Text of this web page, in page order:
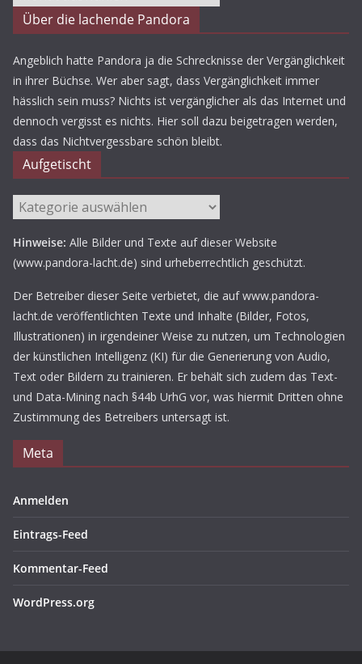
Über die lachende Pandora
Angeblich hatte Pandora ja die Schrecknisse der Vergänglichkeit
in ihrer Büchse. Wer aber sagt, dass Vergänglichkeit immer
hässlich sein muss? Nichts ist vergänglicher als das Internet und
dennoch vergisst es nichts. Hier soll dazu beigetragen werden,
dass das Nichtvergessbare schön bleibt.
Aufgetischt
Aufgetischt
Hinweise: Alle Bilder und Texte auf dieser Website
(www.pandora-lacht.de) sind urheberrechtlich geschützt.
Der Betreiber dieser Seite verbietet, die auf www.pandora-
lacht.de veröffentlichten Texte und Inhalte (Bilder, Fotos,
Illustrationen) in irgendeiner Weise zu nutzen, um Technologien
der künstlichen Intelligenz (KI) für die Generierung von Audio,
Text oder Bildern zu trainieren. Er behält sich zudem das Text-
und Data-Mining nach §44b UrhG vor, was hiermit Dritten ohne
Zustimmung des Betreibers untersagt ist.
Meta
Anmelden
Eintrags-Feed
Kommentar-Feed
WordPress.org